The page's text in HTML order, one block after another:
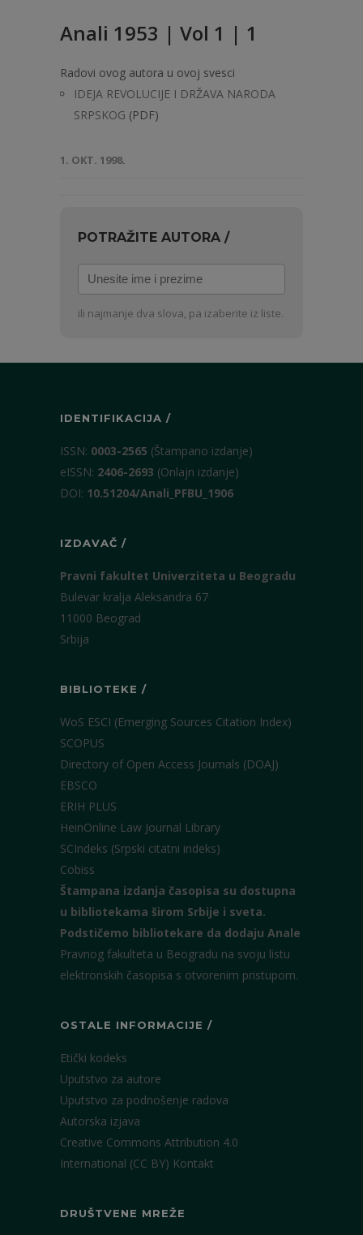
Anali 1953 | Vol 1 | 1
Radovi ovog autora u ovoj svesci
IDEJA REVOLUCIJE I DRŽAVA NARODA
SRPSKOG (PDF)
1. OKT. 1998.
POTRAŽITE AUTORA /
Unesite
ime
iili najmanje dva slova, pa izaberite iz liste.
IDENTIFIKACIJA /
ISSN: 0003-2565 (Štampano izdanje)
eISSN: 2406-2693 (Onlajn izdanje)
DOI: 10.51204/Anali_PFBU_1906
IZDAVAČ /
Pravni fakultet Univerziteta u Beogradu
Bulevar kralja Aleksandra 67
11000 Beograd
Srbija
BIBLIOTEKE /
WoS ESCI (Emerging Sources Citation Index)
SCOPUS
Directory of Open Access Journals (DOAJ)
EBSCO
ERIH PLUS
HeinOnline Law Journal Library
SCIndeks (Srpski citatni indeks)
Cobiss
Štampana izdanja časopisa su dostupna
u bibliotekama širom Srbije i sveta.
Podstičemo bibliotekare da dodaju Anale
Pravnog fakulteta u Beogradu na svoju listu
elektronskih časopisa s otvorenim pristupom.
OSTALE INFORMACIJE /
Etički kodeks
Uputstvo za autore
Uputstvo za podnošenje radova
Autorska izjava
Creative Commons Attribution 4.0
International (CC BY) Kontakt
DRUŠTVENE MREŽE